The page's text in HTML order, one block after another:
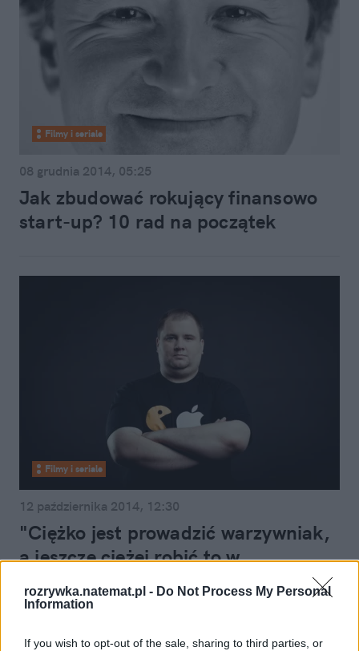
rozrywka.natemat.pl - Do Not Process My Personal
Information
If you wish to opt-out of the sale, sharing to third parties, or
Filmy i seriale
08 grudnia 2014, 05:25
Jak zbudować rokujący finansowo
start-up? 10 rad na początek
Filmy i seriale
12 października 2014, 12:30
"Ciężko jest prowadzić warzywniak,
a jeszcze ciężej robić to w
internecie". Życie startupowca
wcale nie jest łatwe